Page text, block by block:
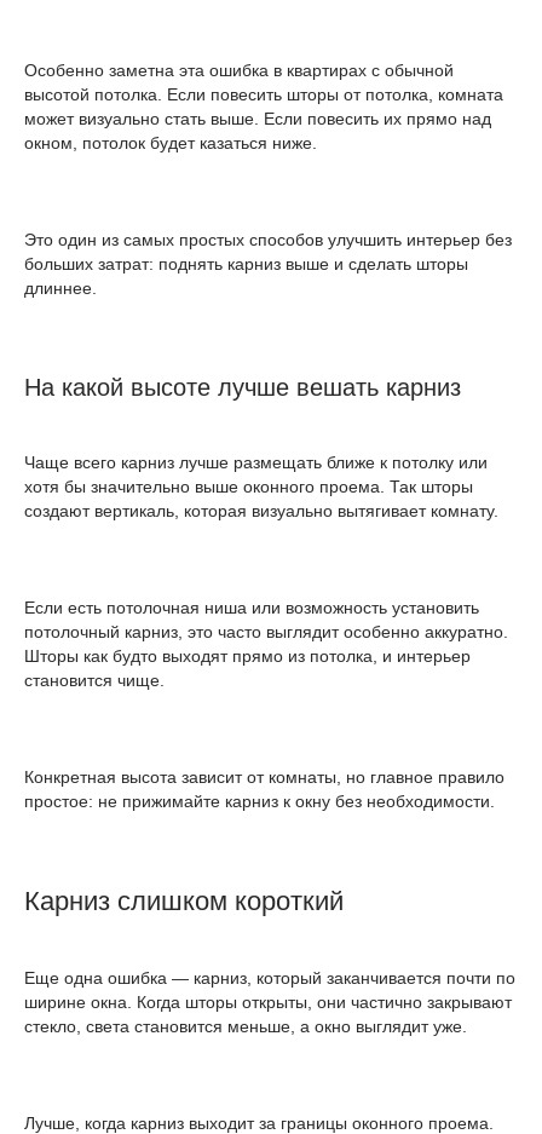
Особенно заметна эта ошибка в квартирах с обычной
высотой потолка. Если повесить шторы от потолка, комната
может визуально стать выше. Если повесить их прямо над
окном, потолок будет казаться ниже.
Это один из самых простых способов улучшить интерьер без
больших затрат: поднять карниз выше и сделать шторы
длиннее.
На какой высоте лучше вешать карниз
Чаще всего карниз лучше размещать ближе к потолку или
хотя бы значительно выше оконного проема. Так шторы
создают вертикаль, которая визуально вытягивает комнату.
Если есть потолочная ниша или возможность установить
потолочный карниз, это часто выглядит особенно аккуратно.
Шторы как будто выходят прямо из потолка, и интерьер
становится чище.
Конкретная высота зависит от комнаты, но главное правило
простое: не прижимайте карниз к окну без необходимости.
Карниз слишком короткий
Еще одна ошибка — карниз, который заканчивается почти по
ширине окна. Когда шторы открыты, они частично закрывают
стекло, света становится меньше, а окно выглядит уже.
Лучше, когда карниз выходит за границы оконного проема.